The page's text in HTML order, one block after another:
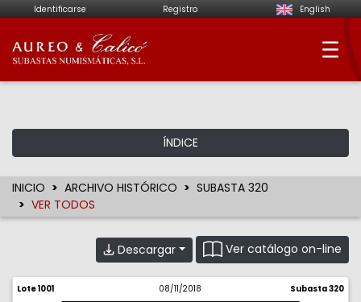
Identificarse Registro English
Aureo & Calicó -
ÍNDICE
INICIO ARCHIVO HISTÓRICO
SUBASTA 320
VER TODOS
Descargar Ver catálogo on-line
Lote 1001 08/11/2018 Subasta 320